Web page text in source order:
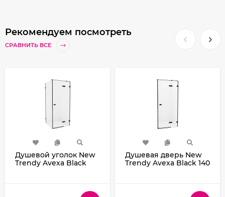
Рекомендуем посмотреть
СРАВНИТЬ ВСЕ
Душевой уголок New
Trendy Avexa Black
Душевая дверь New
Trendy Avexa Black 140